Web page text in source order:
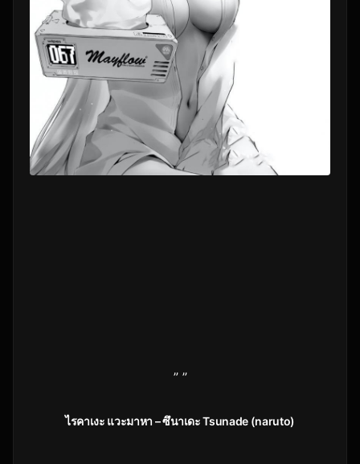
” ”
ไรคาเงะ แวะมาหา – ซึนาเดะ Tsunade (naruto)